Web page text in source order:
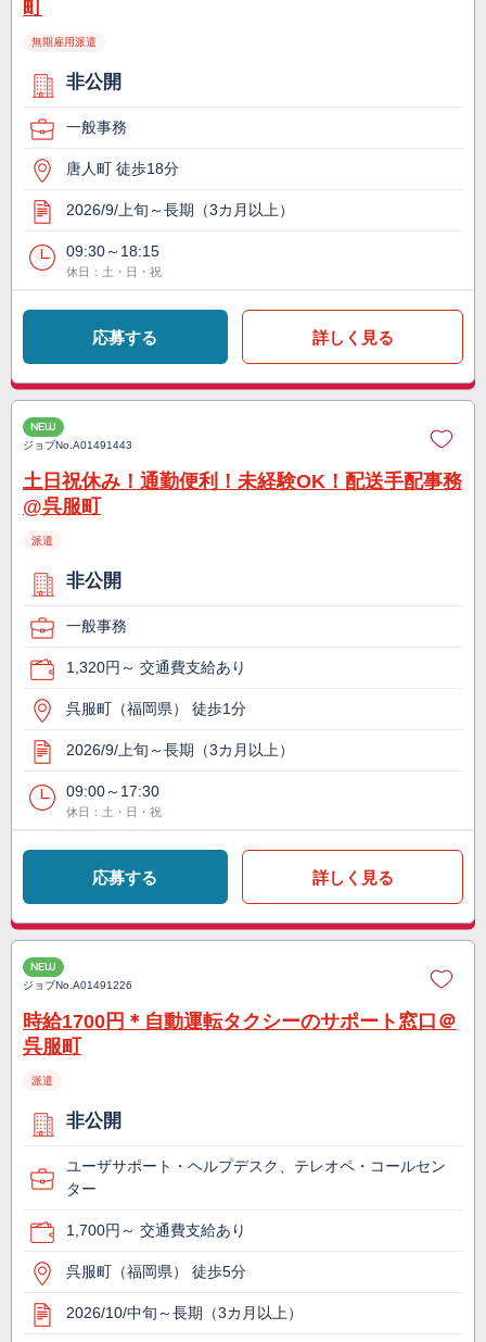
町
無期雇用派遣
非公開
一般事務
唐人町 徒歩18分
2026/9/上旬～長期（3カ月以上）
09:30～18:15
休日：土・日・祝
応募する 詳しく見る
NEW
ジョブNo.A01491443
土日祝休み！通勤便利！未経験OK！配送手配事務
@呉服町
派遣
非公開
一般事務
1,320円～ 交通費支給あり
呉服町（福岡県） 徒歩1分
2026/9/上旬～長期（3カ月以上）
09:00～17:30
休日：土・日・祝
応募する 詳しく見る
NEW
ジョブNo.A01491226
時給1700円＊自動運転タクシーのサポート窓口＠
呉服町
派遣
非公開
ユーザサポート・ヘルプデスク、テレオペ・コールセン
ター
1,700円～ 交通費支給あり
呉服町（福岡県） 徒歩5分
2026/10/中旬～長期（3カ月以上）